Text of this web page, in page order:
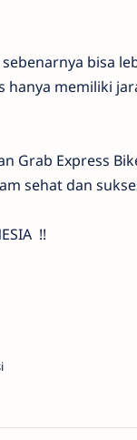
bisa
hanya memiliki
Express
sehat dan
!!